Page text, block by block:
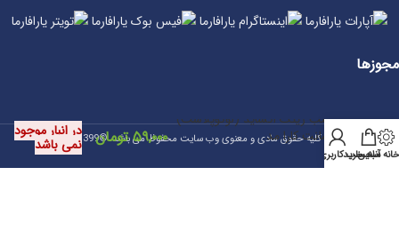
مجوزها
کلیه حقوق مادی و معنوی وب سایت محفوظ می باشد. ©1399
آنلاین
سبد خرید
حساب کاربری من
چسب زینک اکساید (لوکوپلاست)
5 سانت کارا مد
۵۹,۰۰۰ تومان در انبار موجود
نمی باشد